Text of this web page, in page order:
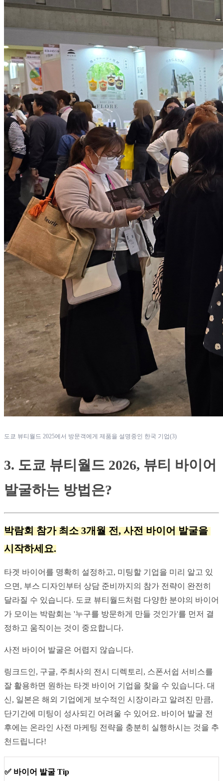
도쿄 뷰티월드 2025에서 방문객에게 제품을 설명중인 한국 기업(3)
3. 도쿄 뷰티월드 2026, 뷰티 바이어
발굴하는 방법은?
박람회 참가 최소 3개월 전, 사전 바이어 발굴을
시작하세요.
타겟 바이어를 명확히 설정하고, 미팅할 기업을 미리 알고 있
으면, 부스 디자인부터 상담 준비까지의 참가 전략이 완전히
달라질 수 있습니다. 도쿄 뷰티월드처럼 다양한 분야의 바이어
가 모이는 박람회는 '누구를 방문하게 만들 것인가'를 먼저 결
정하고 움직이는 것이 중요합니다.
사전 바이어 발굴은 어렵지 않습니다.
링크드인, 구글, 주최사의 전시 디렉토리, 스폰서쉽 서비스를
잘 활용하면 원하는 타겟 바이어 기업을 찾을 수 있습니다. 대
신, 일본은 해외 기업에게 보수적인 시장이라고 알려진 만큼,
단기간에 미팅이 성사되긴 어려울 수 있어요. 바이어 발굴 전
후에는 온라인 사전 마케팅 전략을 충분히 실행하시는 것을 추
천드립니다!
✅ 바이어 발굴 Tip